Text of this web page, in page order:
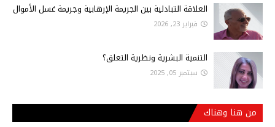
العلاقة التبادلية بين الجريمة الإرهابية وجريمة غسل الأموال
فبراير 23, 2026
التنمية البشرية ونظرية التعلق؟
سبتمبر 05, 2025
من هنا وهناك